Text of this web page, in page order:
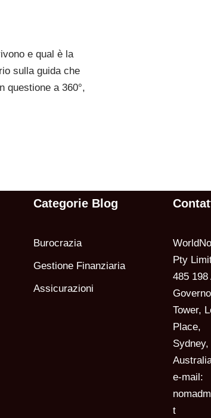
e qual è la
sulla guida che
questione a 360°,
Categorie Blog
Burocrazia
Gestione Finanziaria
Assicurazioni
Pty
485 198
Tower,
Place,
e-mail:
t